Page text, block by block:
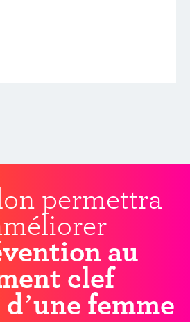
permettra
au
clef
femme